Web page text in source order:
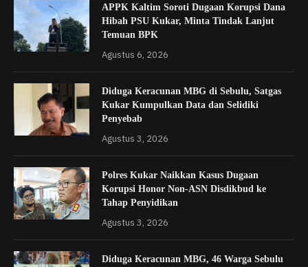
APPK Kaltim Soroti Dugaan Korupsi Dana
Hibah PSU Kukar, Minta Tindak Lanjut
Temuan BPK
Agustus 6, 2026
Diduga Keracunan MBG di Sebulu, Satgas
Kukar Kumpulkan Data dan Selidiki
Penyebab
Agustus 3, 2026
Polres Kukar Naikkan Kasus Dugaan
Korupsi Honor Non-ASN Disdikbud ke
Tahap Penyidikan
Agustus 3, 2026
Diduga Keracunan MBG, 46 Warga Sebulu